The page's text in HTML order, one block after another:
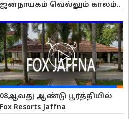
ஜனநாயகம் வெல்லும் காலம்..
08ஆவது ஆண்டு பூர்த்தியில்
Fox Resorts Jaffna